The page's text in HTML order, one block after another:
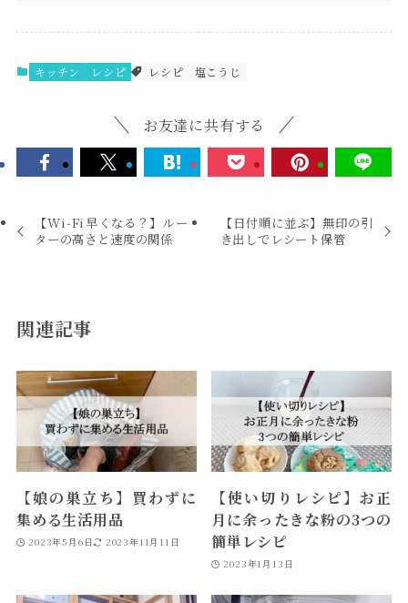
キッチン レシピ レシピ 塩こうじ
お友達に共有する
【Wi-Fi早くなる？】ルー
ターの高さと速度の関係
【日付順に並ぶ】無印の引
き出しでレシート保管
関連記事
【娘の巣立ち】買わずに
集める生活用品
2023年5月6日 2023年11月11日
【使い切りレシピ】お正
月に余ったきな粉の3つの
簡単レシピ
2023年1月13日